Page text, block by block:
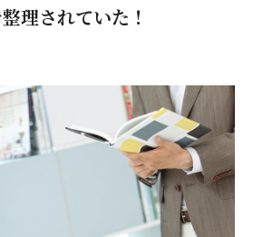
理されていた！